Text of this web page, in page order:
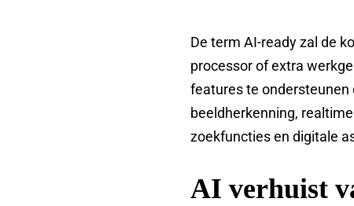
De term AI-ready zal de
processor of extra
features te ondersteunen
beeldherkenning,
zoekfuncties en digitale
AI verhuist